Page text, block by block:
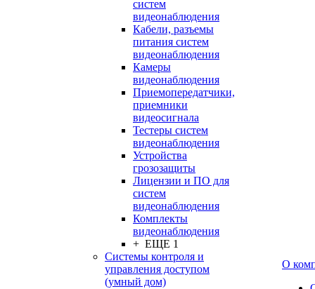
систем
видеонаблюдения
Кабели, разъемы
питания систем
видеонаблюдения
Камеры
видеонаблюдения
Приемопередатчики,
приемники
видеосигнала
Тестеры систем
видеонаблюдения
Устройства
грозозащиты
Лицензии и ПО для
систем
видеонаблюдения
Комплекты
видеонаблюдения
+ ЕЩЕ 1
Системы контроля и
управления доступом
(умный дом)
О